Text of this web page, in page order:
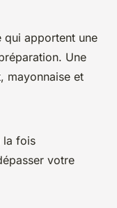
qui apportent une
Une
mayonnaise et
la fois
votre